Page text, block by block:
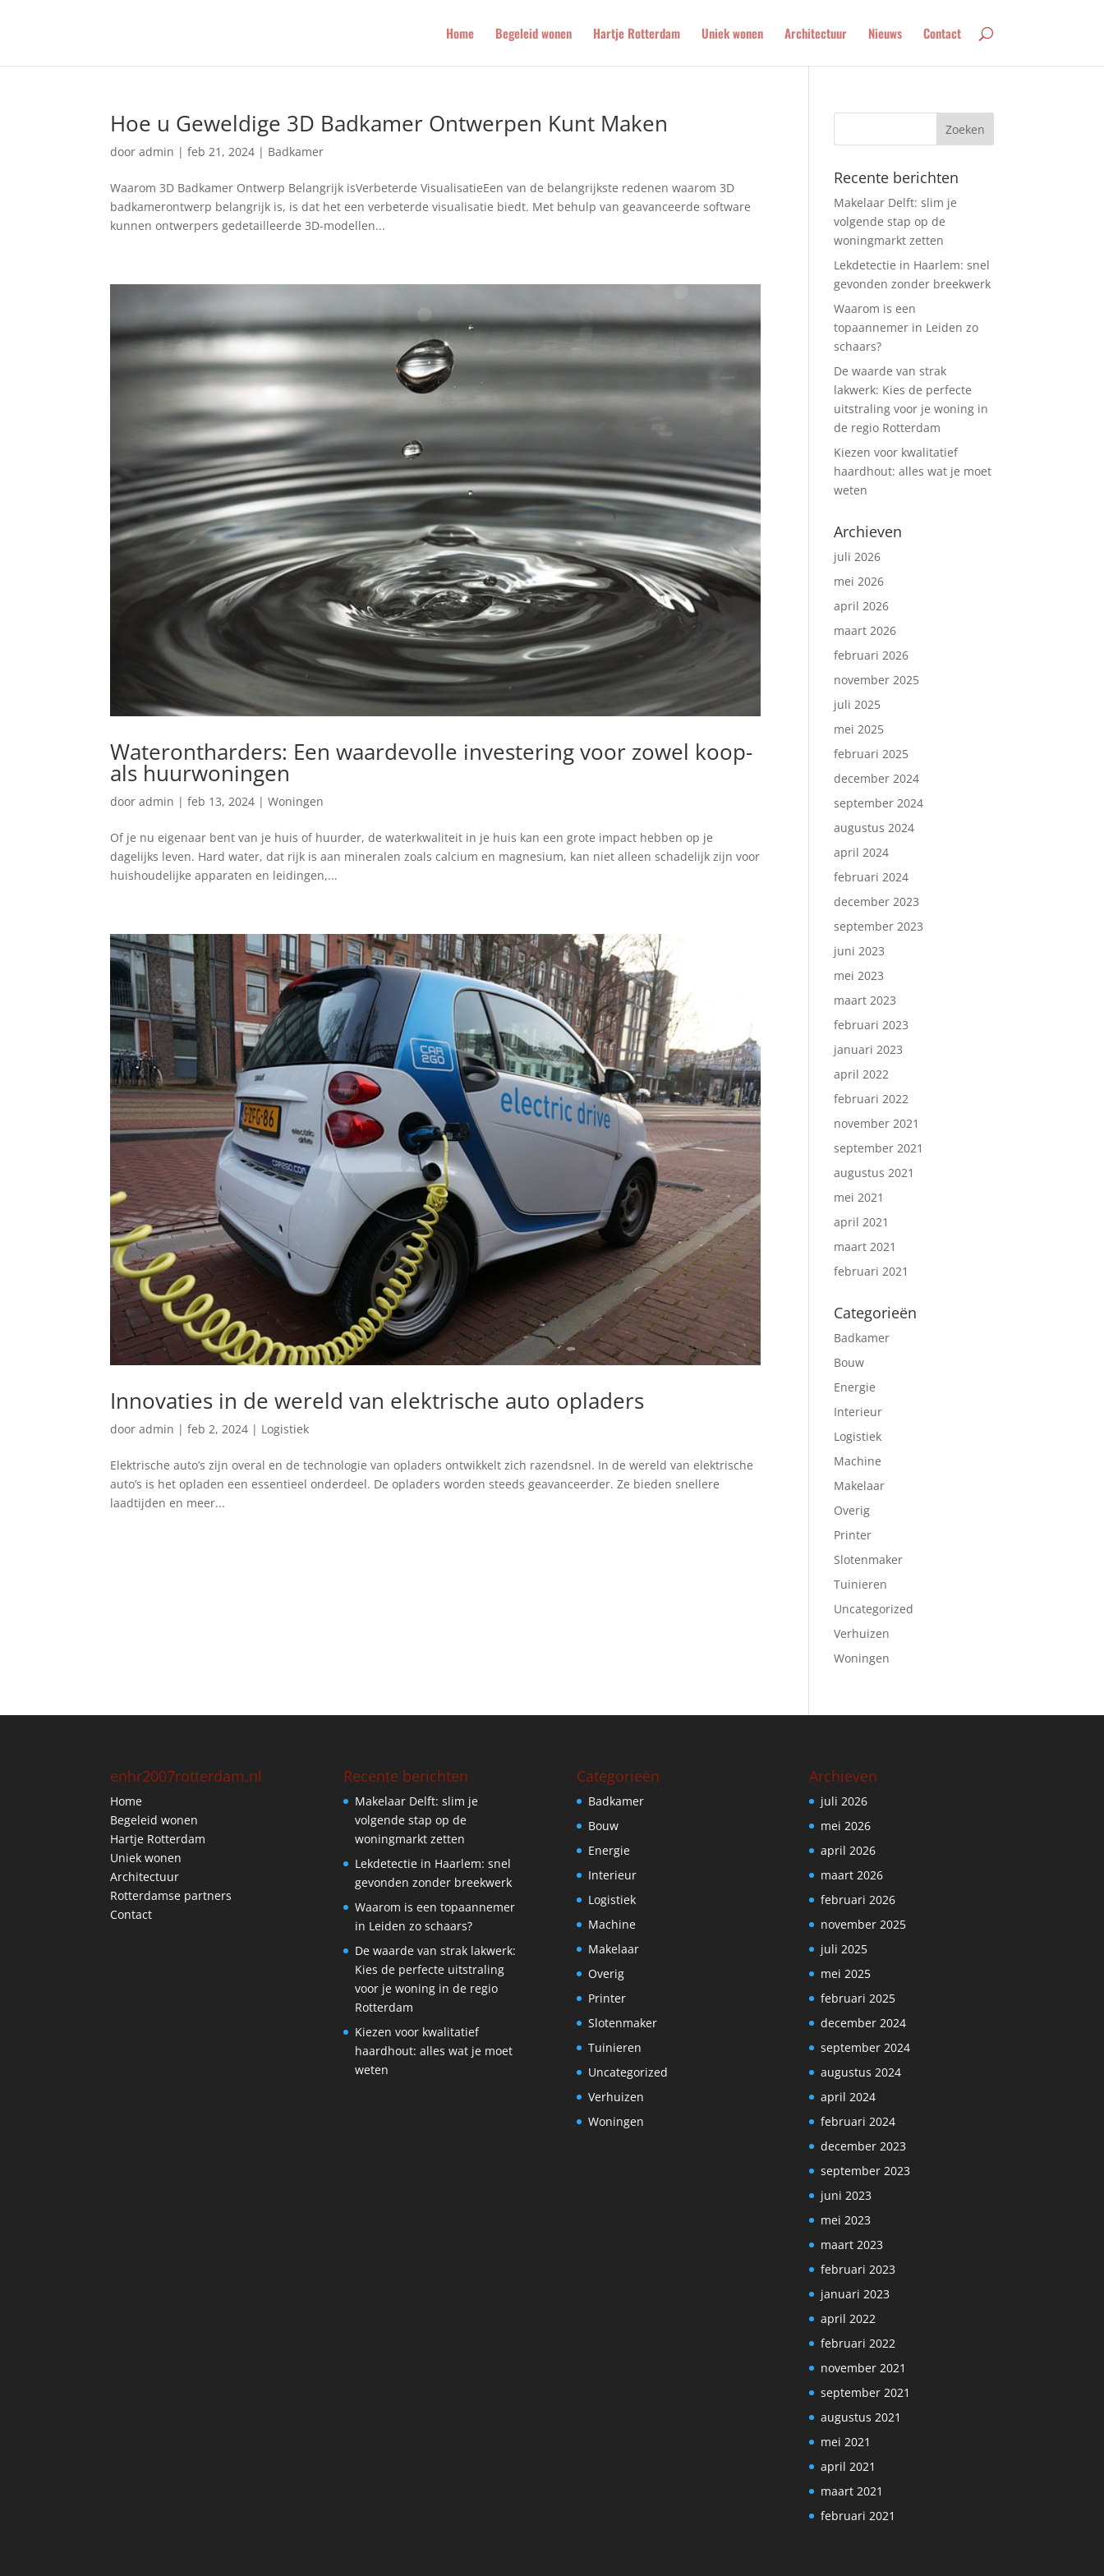
Home Begeleid wonen Hartje Rotterdam Uniek wonen Architectuur Nieuws Contact
Hoe u Geweldige 3D Badkamer Ontwerpen Kunt Maken
dooradmin |feb 21, 2024 | Badkamer
Waarom 3D Badkamer Ontwerp Belangrijk isVerbeterde VisualisatieEen van de belangrijkste redenen waarom 3D
badkamerontwerp belangrijk is, is dat het een verbeterde visualisatie biedt. Met behulp van geavanceerde software
kunnen ontwerpers gedetailleerde 3D-modellen...
Waterontharders: Een waardevolle investering voor zowel koop-
als huurwoningen
dooradmin |feb 13, 2024 |Woningen
Of je nu eigenaar bent van je huis of huurder, de waterkwaliteit in je huis kan een grote impact hebben op je
dagelijks leven. Hard water, dat rijk is aan mineralen zoals calcium en magnesium, kan niet alleen schadelijk zijn voor
huishoudelijke apparaten en leidingen,...
Innovaties in de wereld van elektrische auto opladers
dooradmin |feb 2, 2024 | Logistiek
Elektrische auto’s zijn overal en de technologie van opladers ontwikkelt zich razendsnel. In de wereld van elektrische
auto’s is het opladen een essentieel onderdeel. De opladers worden steeds geavanceerder. Ze bieden snellere
laadtijden en meer...
Recente berichten
Makelaar Delft: slim je
volgende stap op de
woningmarkt zetten
Lekdetectie in Haarlem: snel
gevonden zonder breekwerk
Waarom is een
topaannemer in Leiden zo
schaars?
De waarde van strak
lakwerk: Kies de perfecte
uitstraling voor je woning in
de regio Rotterdam
Kiezen voor kwalitatief
haardhout: alles wat je moet
weten
Archieven
juli 2026
mei 2026
april 2026
maart 2026
februari 2026
november 2025
juli 2025
mei 2025
februari 2025
december 2024
september 2024
augustus 2024
april 2024
februari 2024
december 2023
september 2023
juni 2023
mei 2023
maart 2023
februari 2023
januari 2023
april 2022
februari 2022
november 2021
september 2021
augustus 2021
mei 2021
april 2021
maart 2021
februari 2021
Categorieën
Badkamer
Bouw
Energie
Interieur
Logistiek
Machine
Makelaar
Overig
Printer
Slotenmaker
Tuinieren
Uncategorized
Verhuizen
Woningen
enhr2007rotterdam.nl
Home
Begeleid wonen
Hartje Rotterdam
Uniek wonen
Architectuur
Rotterdamse partners
Contact
Recente berichten
Makelaar Delft: slim je
volgende stap op de
woningmarkt zetten
Lekdetectie in Haarlem: snel
gevonden zonder breekwerk
Waarom is een topaannemer
in Leiden zo schaars?
De waarde van strak lakwerk:
Kies de perfecte uitstraling
voor je woning in de regio
Rotterdam
Kiezen voor kwalitatief
haardhout: alles wat je moet
weten
Categorieën
Badkamer
Bouw
Energie
Interieur
Logistiek
Machine
Makelaar
Overig
Printer
Slotenmaker
Tuinieren
Uncategorized
Verhuizen
Woningen
Archieven
juli 2026
mei 2026
april 2026
maart 2026
februari 2026
november 2025
juli 2025
mei 2025
februari 2025
december 2024
september 2024
augustus 2024
april 2024
februari 2024
december 2023
september 2023
juni 2023
mei 2023
maart 2023
februari 2023
januari 2023
april 2022
februari 2022
november 2021
september 2021
augustus 2021
mei 2021
april 2021
maart 2021
februari 2021